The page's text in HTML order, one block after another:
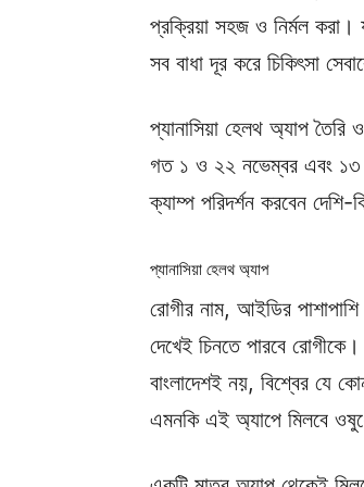
প্রক্রিয়া সহজ ও নির্মল করা।
সব বাধা দূর করে চিকিৎসা
প্যানাসিয়া হেলথ অ্যাপ
গত ১ ও ২২ নভেম্বর এবং ১৩
ক্যাম্প পরিদর্শন করবেন দেশি-
প্যানাসিয়া হেলথ অ্যাপ
রোগীর নাম, আইডির
দেখেই চিনতে পারবে
বাংলাদেশই নয়, বিশ্বের যে
এমনকি এই অ্যাপে মিলবে